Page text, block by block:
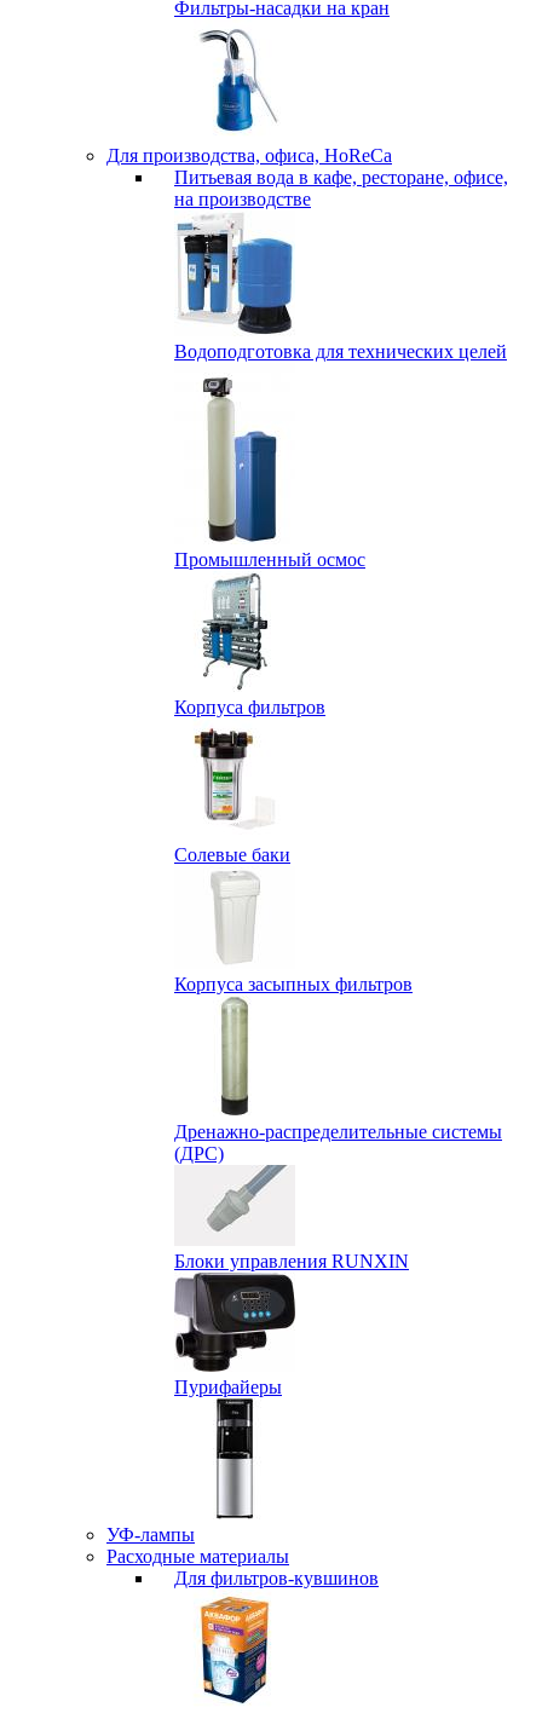
Фильтры-насадки на кран
Для производства, офиса, HoReCa
Питьевая вода в кафе, ресторане, офисе,
на производстве
Водоподготовка для технических целей
Промышленный осмос
Корпуса фильтров
Солевые баки
Корпуса засыпных фильтров
Дренажно-распределительные системы
(ДРС)
Блоки управления RUNXIN
Пурифайеры
УФ-лампы
Расходные материалы
Для фильтров-кувшинов